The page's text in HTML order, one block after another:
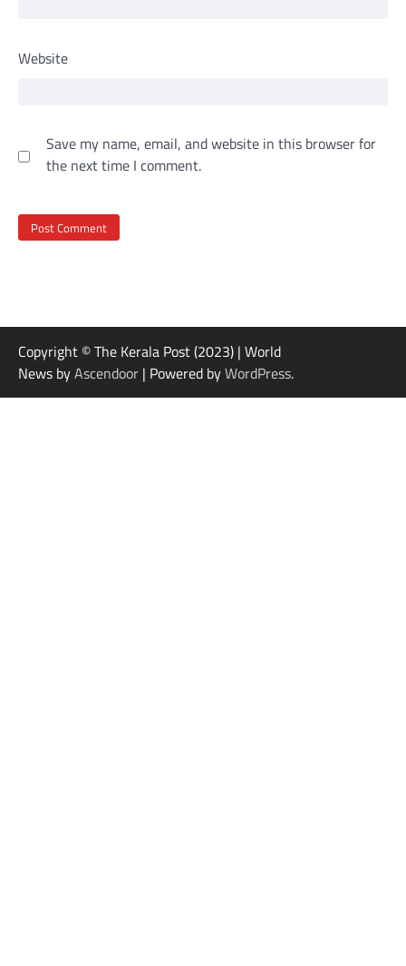
Website
Save my name, email, and website in this browser for
the next time I comment.
Copyright © The Kerala Post (2023) | World
News byAscendoor | Powered byWordPress.